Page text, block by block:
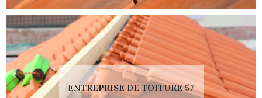
ENTREPRISE DE TOITURE 57